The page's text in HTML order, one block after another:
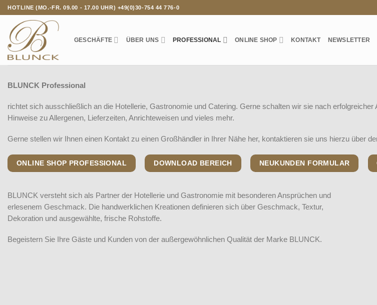
Zum
Inhalt
springen
HOTLINE (MO.-FR. 09.00 - 17.00 UHR) +49(0)30-754 44 776-0
GESCHÄFTE ÜBER UNS PROFESSIONAL ONLINE SHOP KONTAKT NEWSLETTER
BLUNCK Professional
richtet sich ausschließlich an die Hotellerie, Gastronomie und Catering. Gerne schalten wir sie nach
Hinweise zu Allergenen, Lieferzeiten, Anrichteweisen und vieles mehr.
Gerne stellen wir Ihnen einen Kontakt zu einen Großhändler in Ihrer Nähe her, kontaktieren sie uns hierzu über
ONLINE SHOP PROFESSIONAL DOWNLOAD BEREICH NEUKUNDEN FORMULAR
BLUNCK versteht sich als Partner der Hotellerie und Gastronomie mit besonderen Ansprüchen und
erlesenem Geschmack. Die handwerklichen Kreationen definieren sich über Geschmack, Textur,
Dekoration und ausgewählte, frische Rohstoffe.
Begeistern Sie Ihre Gäste und Kunden von der außergewöhnlichen Qualität der Marke BLUNCK.